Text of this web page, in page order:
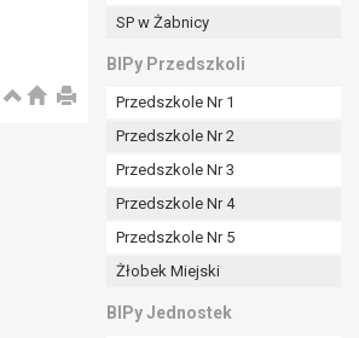
SP w Żabnicy
BIPy Przedszkoli
Przedszkole Nr 1
Przedszkole Nr 2
Przedszkole Nr 3
Przedszkole Nr 4
Przedszkole Nr 5
Żłobek Miejski
BIPy Jednostek
podstawy prawnej
tych danych,
roszczeń,
administratora są